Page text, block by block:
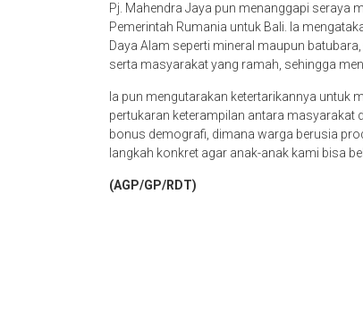
Pj. Mahendra Jaya pun menanggapi seraya
Pemerintah Rumania untuk Bali. Ia
Daya Alam seperti mineral maupun
serta masyarakat yang ramah, sehingga
Ia pun mengutarakan ketertarikannya untuk
pertukaran keterampilan antara masyarakat
bonus demografi, dimana warga berusia
langkah konkret agar anak-anak kami bisa
(AGP/GP/RDT)